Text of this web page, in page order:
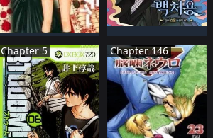
NHậT BảN
ĐANG TIếN HàNH
HàN QUốC
ĐANG TIếN HàNH
Chapter 5 Chapter 146